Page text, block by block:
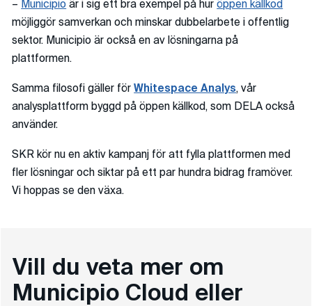
– Municipio är i sig ett bra exempel på huröppen källkod
möjliggör samverkan och minskar dubbelarbete i offentlig
sektor. Municipio är också en av lösningarna på
plattformen.
Samma filosofi gäller förWhitespace Analys, vår
analysplattform byggd på öppen källkod, som DELA också
använder.
SKR kör nu en aktiv kampanj för att fylla plattformen med
fler lösningar och siktar på ett par hundra bidrag framöver.
Vi hoppas se den växa.
Vill du veta mer om
Municipio Cloud eller